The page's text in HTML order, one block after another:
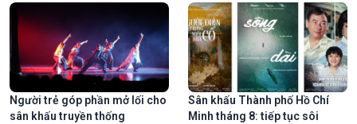
Người trẻ góp phần mở lối cho
sân khấu truyền thống
Sân khấu Thành phố Hồ Chí
Minh tháng 8: tiếp tục sôi